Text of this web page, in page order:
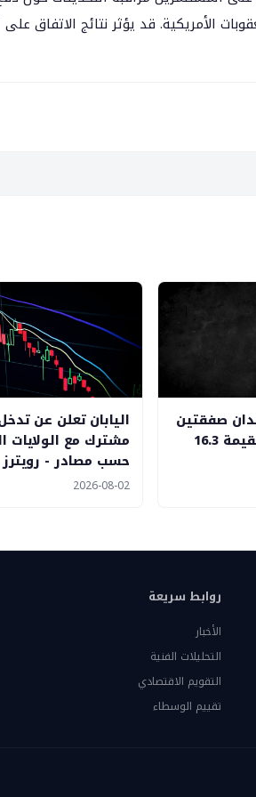
الأمريكية. قد يؤثر نتائج الاتفاق
صفقتين
متفق عليهما بقيمة 16.3
اليابان تعلن عن
مشترك مع الولايات
حسب مصادر - رويترز
2026-08-02
روابط سريعة
الأخبار
التحليلات الفنية
التقويم الاقتصادي
تقييم الوسطاء